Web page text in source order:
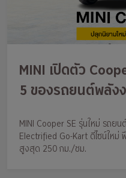
MINI เปิดตัว
5 ของรถยนต์พลัง
อย่างรอบด้าน ใน
พร้อม 3 รุ่นใหม่ ทั้ง
MINI Cooper SE รุ่นใหม่ รถย
Electrified Go-Kart ดีไซน์ใหม่
สูงสุด 250 กม./ชม.